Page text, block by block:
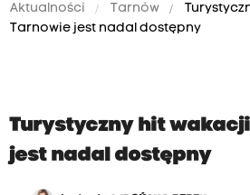
Aktualności Tarnów
Tarnowie jest nadal dostępny
Turystyczny hit
jest nadal dostępny